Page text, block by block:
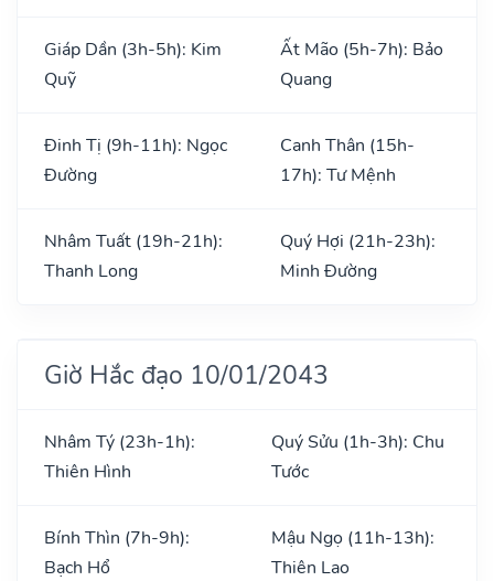
Giáp Dần (3h-5h): Kim
Quỹ
Ất Mão (5h-7h): Bảo
Quang
Đinh Tị (9h-11h): Ngọc
Đường
Canh Thân (15h-
17h): Tư Mệnh
Nhâm Tuất (19h-21h):
Thanh Long
Quý Hợi (21h-23h):
Minh Đường
Giờ Hắc đạo 10/01/2043
Nhâm Tý (23h-1h):
Thiên Hình
Quý Sửu (1h-3h): Chu
Tước
Bính Thìn (7h-9h):
Bạch Hổ
Mậu Ngọ (11h-13h):
Thiên Lao